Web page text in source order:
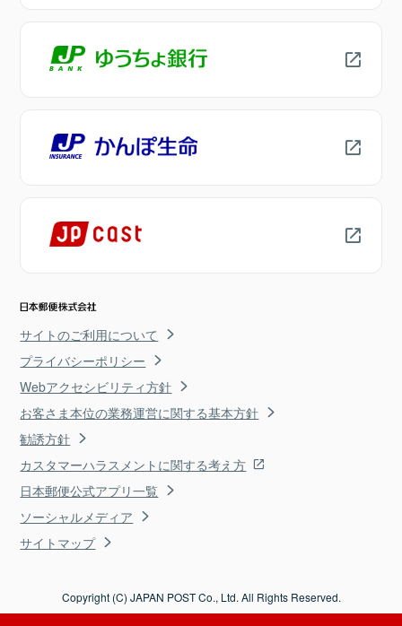
サイトのご利用について
プライバシーポリシー
Webアクセシビリティ方針
お客さま本位の業務運営に関する基本方針
勧誘方針
カスタマーハラスメントに関する考え方
日本郵便公式アプリ一覧
ソーシャルメディア
サイトマップ
Copyright (C) JAPAN POST Co., Ltd. All Rights Reserved.